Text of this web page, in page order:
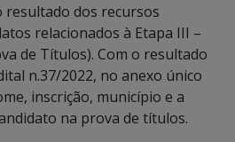
resultado dos recursos
relacionados à Etapa III –
de Títulos). Com o resultado
n.37/2022, no anexo único
inscrição, município e a
na prova de títulos.